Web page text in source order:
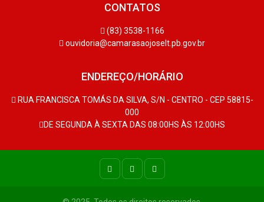
CONTATOS
(83) 3538-1166
ouvidoria@camarasaojoselt.pb.gov.br
ENDEREÇO/HORÁRIO
RUA FRANCISCA TOMÁS DA SILVA, S/N - CENTRO - CEP 58815-
000
DE SEGUNDA À SEXTA DAS 08:00HS ÀS 12:00HS